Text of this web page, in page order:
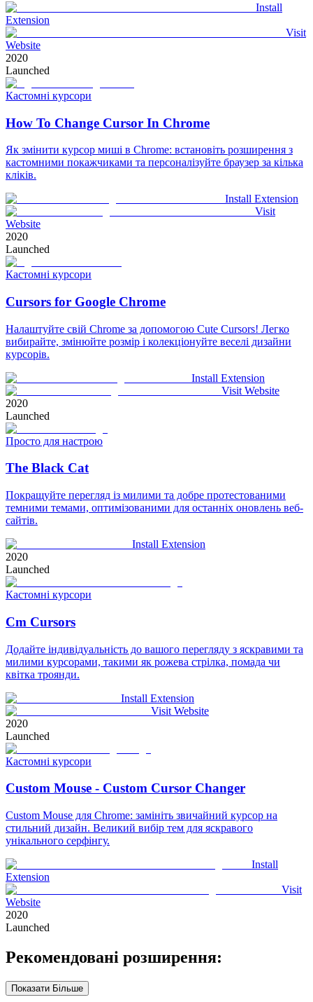
Install
Extension
Visit
Website
2020
Launched
Кастомні курсори
How To Change Cursor In Chrome
Як змінити курсор миші в Chrome: встановіть розширення з
кастомними покажчиками та персоналізуйте браузер за кілька
кліків.
Install Extension
Visit
Website
2020
Launched
Кастомні курсори
Cursors for Google Chrome
Налаштуйте свій Chrome за допомогою Cute Cursors! Легко
вибирайте, змінюйте розмір і колекціонуйте веселі дизайни
курсорів.
Install Extension
Visit Website
2020
Launched
Просто для настрою
The Black Cat
Покращуйте перегляд із милими та добре протестованими
темними темами, оптимізованими для останніх оновлень веб-
сайтів.
Install Extension
2020
Launched
Кастомні курсори
Cm Cursors
Додайте індивідуальність до вашого перегляду з яскравими та
милими курсорами, такими як рожева стрілка, помада чи
квітка троянди.
Install Extension
Visit Website
2020
Launched
Кастомні курсори
Custom Mouse - Custom Cursor Changer
Custom Mouse для Chrome: замініть звичайний курсор на
стильний дизайн. Великий вибір тем для яскравого
унікального серфінгу.
Install
Extension
Visit
Website
2020
Launched
Рекомендовані розширення:
Показати Більше